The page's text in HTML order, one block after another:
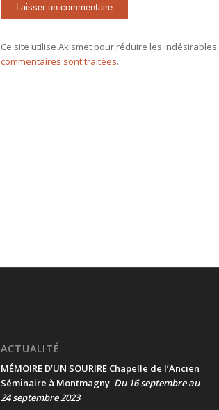
Ce site utilise Akismet pour réduire les indésirables.
commentaires sont traitées.
ACTUALITÉ
MÉMOIRE D’UN SOURIRE Chapelle de l’Ancien
Séminaire à Montmagny Du 16 septembre au
24 septembre 2023